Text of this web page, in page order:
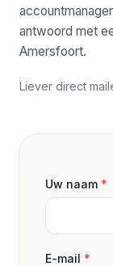
antwoord met
Amersfoort.
Liever direct
Uw naam *
E-mail *